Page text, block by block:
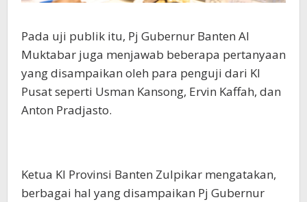
Pada uji publik itu, Pj Gubernur Banten Al
Muktabar juga menjawab beberapa pertanyaan
yang disampaikan oleh para penguji dari KI
Pusat seperti Usman Kansong, Ervin Kaffah, dan
Anton Pradjasto.
Ketua KI Provinsi Banten Zulpikar mengatakan,
berbagai hal yang disampaikan Pj Gubernur